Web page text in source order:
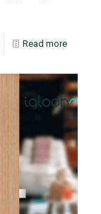
Read more